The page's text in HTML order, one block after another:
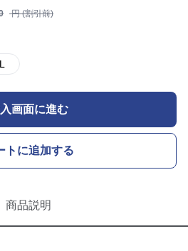
円 (割引前)
画面に進む
トに追加する
商品説明